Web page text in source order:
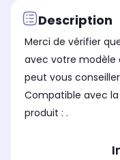
Description
Merci de vérifier
avec votre modèle
peut vous
Compatible avec la
produit : .